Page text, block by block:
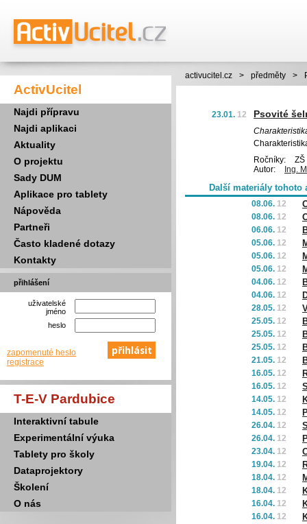
ActivUcitel
Najdi přípravu
Najdi aplikaci
Aktuality
O projektu
Sady DUM
Aplikace pro tablety
Nápověda
Partneři
Často kladené dotazy
Kontakty
přihlášení
uživatelské
jméno
heslo
zapomenuté heslo
registrace
T-E-V Pardubice
Interaktivní tabule
Experimentální výuka
Tablety pro školy
Dataprojektory
Školení
O nás
activucitel.cz > předměty >
23.01. 12 Psovité
Ročníky:
ZŠ
Autor:
Ing.
Další materiály tohoto
08.06. 12
08.06. 12
06.06. 12
05.06. 12
05.06. 12
05.06. 12
04.06. 12
04.06. 12
28.05. 12
25.05. 12
25.05. 12
25.05. 12
21.05. 12
16.05. 12
16.05. 12
14.05. 12
14.05. 12
26.04. 12
26.04. 12
23.04. 12
19.04. 12
18.04. 12
18.04. 12
16.04. 12
16.04. 12